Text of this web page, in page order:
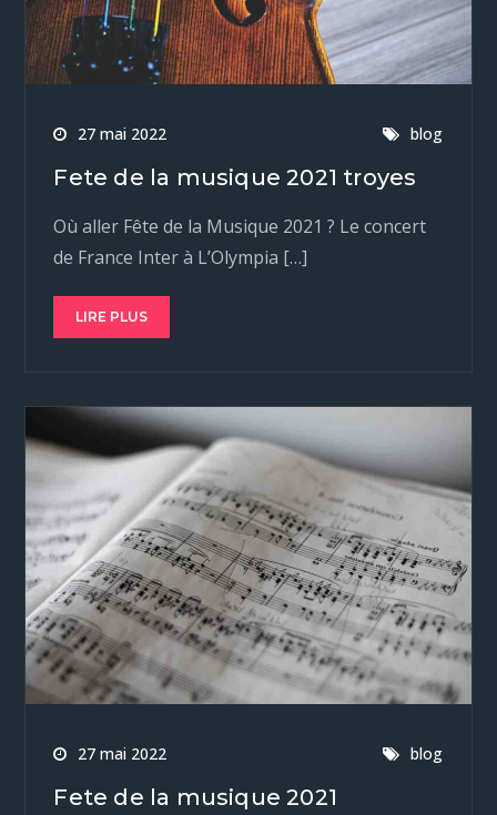
27 mai 2022 blog
Fete de la musique 2021 troyes
Où aller Fête de la Musique 2021 ? Le concert
de France Inter à L’Olympia […]
LIRE PLUS
27 mai 2022 blog
Fete de la musique 2021